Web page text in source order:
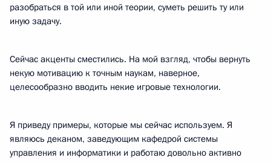
разобраться в той или иной теории, суметь решить ту или
иную задачу.
Сейчас акценты сместились. На мой взгляд, чтобы вернуть
некую мотивацию к точным наукам, наверное,
целесообразно вводить некие игровые технологии.
Я приведу примеры, которые мы сейчас используем. Я
являюсь деканом, заведующим кафедрой системы
управления и информатики и работаю довольно активно